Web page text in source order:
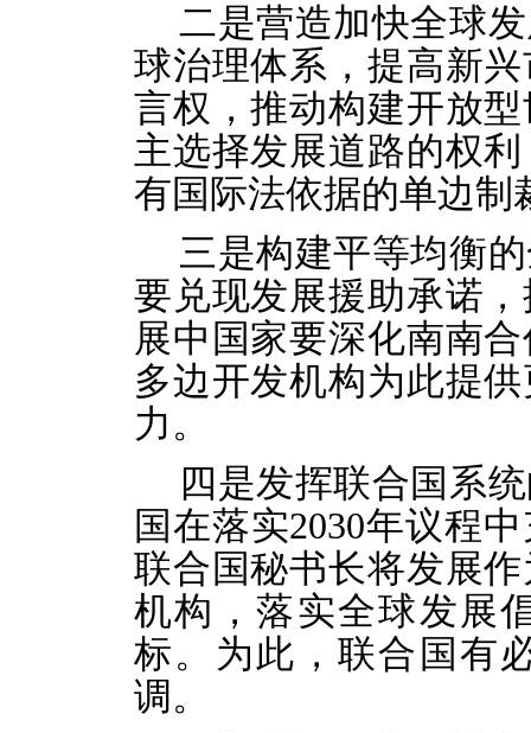
二是营造加快全球
球治理体系，提高新
言权，推动构建开放
主选择发展道路的权
有国际法依据的单边制
三是构建平等均衡
要兑现发展援助承诺
展中国家要深化南南
多边开发机构为此提
力。
四是发挥联合国系
国在落实2030年议程
联合国秘书长将发展
机构，落实全球发展
标。为此，联合国有
调。